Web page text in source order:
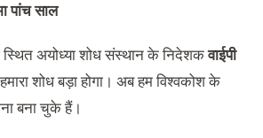
पांच साल
अयोध्या शोध संस्थान के निदेशकवाईपी
शोध बड़ा होगा। अब हम विश्वकोश के
बना चुके हैं।